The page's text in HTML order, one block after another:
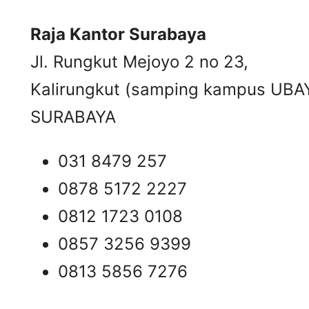
Raja Kantor Surabaya
Jl. Rungkut Mejoyo 2 no 23,
Kalirungkut (samping kampus
SURABAYA
031 8479 257
0878 5172 2227
0812 1723 0108
0857 3256 9399
0813 5856 7276